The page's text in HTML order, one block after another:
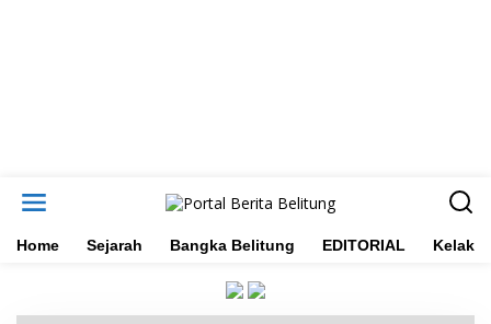
Home Sejarah Bangka Belitung EDITORIAL Kelakar